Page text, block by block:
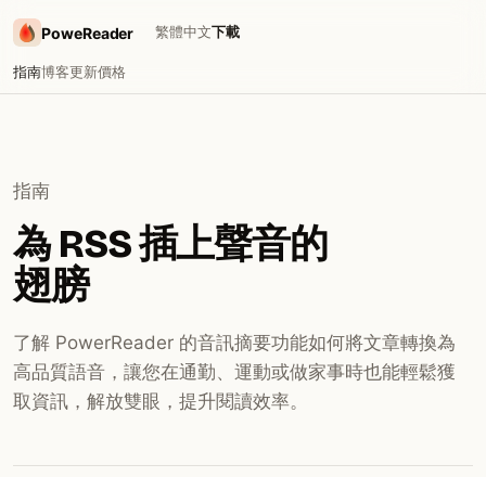
PoweReader
指南博客更新價格
繁體中文下載
指南
為 RSS 插上聲音的
翅膀
了解 PowerReader 的音訊摘要功能如何將文章轉換為
高品質語音，讓您在通勤、運動或做家事時也能輕鬆獲
取資訊，解放雙眼，提升閱讀效率。